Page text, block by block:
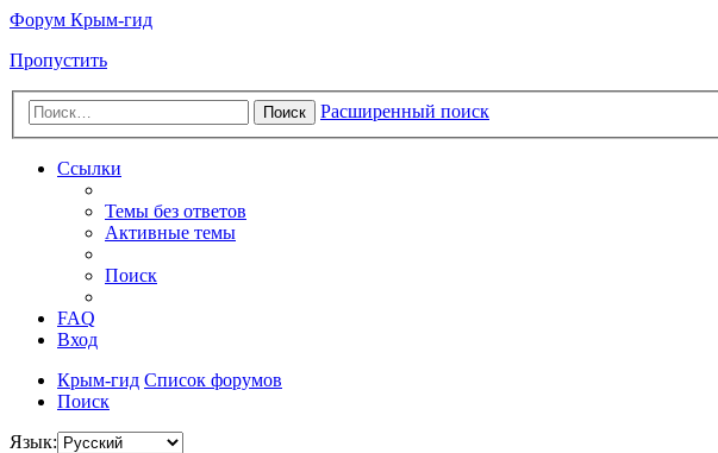
Форум Крым-гид
Пропустить
Поиск Расширенный поиск
Ссылки
Темы без ответов
Активные темы
Поиск
FAQ
Вход
Крым-гид Список форумов
Поиск
Язык: